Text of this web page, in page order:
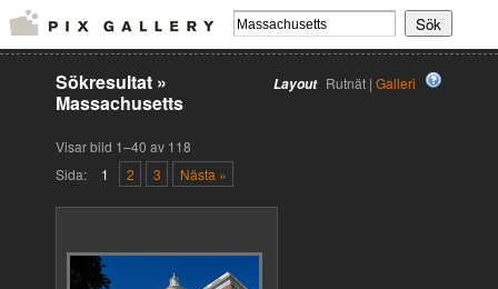
Layout Rutnät | Galleri
Sökresultat »
Massachusetts
Visar bild 1–40 av 118
Sida:
1 2 3 Nästa »